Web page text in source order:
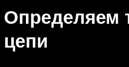
Определяем
цепи